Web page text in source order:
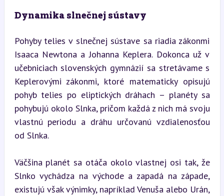
Dynamika slnečnej sústavy
Pohyby telies v slnečnej sústave sa riadia zákonmi
Isaaca Newtona a Johanna Keplera. Dokonca už v
učebniciach slovenských gymnázií sa stretávame s
Keplerovými zákonmi, ktoré matematicky opisujú
pohyb telies po eliptických dráhach – planéty sa
pohybujú okolo Slnka, pričom každá z nich má svoju
vlastnú periodu a dráhu určovanú vzdialenosťou
od Slnka.
Väčšina planét sa otáča okolo vlastnej osi tak, že
Slnko vychádza na východe a zapadá na západe,
existujú však výnimky, napríklad Venuša alebo Urán,